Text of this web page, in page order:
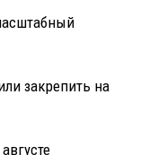
закрепить на